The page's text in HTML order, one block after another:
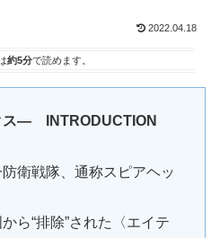
2022.04.18
約5分で読めます。
ス― INTRODUCTION
衛戦隊、通称スピアヘッ
ら“排除”された〈エイテ